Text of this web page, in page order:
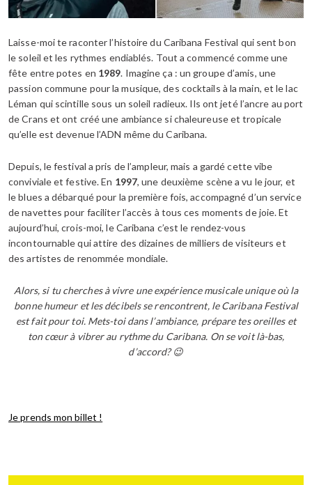
Laisse-moi te raconter l’histoire du Caribana Festival qui sent bon
le soleil et les rythmes endiablés. Tout a commencé comme une
fête entre potes en 1989. Imagine ça : un groupe d’amis, une
passion commune pour la musique, des cocktails à la main, et le lac
Léman qui scintille sous un soleil radieux. Ils ont jeté l’ancre au port
de Crans et ont créé une ambiance si chaleureuse et tropicale
qu’elle est devenue l’ADN même du Caribana.
Depuis, le festival a pris de l’ampleur, mais a gardé cette vibe
conviviale et festive. En 1997, une deuxième scène a vu le jour, et
le blues a débarqué pour la première fois, accompagné d’un service
de navettes pour faciliter l’accès à tous ces moments de joie. Et
aujourd’hui, crois-moi, le Caribana c’est le rendez-vous
incontournable qui attire des dizaines de milliers de visiteurs et
des artistes de renommée mondiale.
Alors, si tu cherches à vivre une expérience musicale unique où la
bonne humeur et les décibels se rencontrent, le Caribana Festival
est fait pour toi. Mets-toi dans l’ambiance, prépare tes oreilles et
ton cœur à vibrer au rythme du Caribana. On se voit là-bas,
d’accord? 😉
Je prends mon billet !